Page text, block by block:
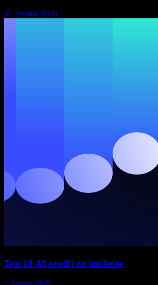
11. februar 2026
Top 10 AI orodij za študente
2. januar 2026